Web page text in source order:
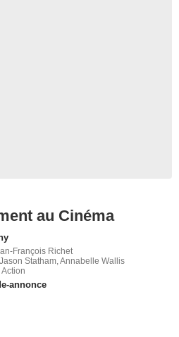
au Cinéma
François Richet
Statham, Annabelle Wallis
Action
annonce